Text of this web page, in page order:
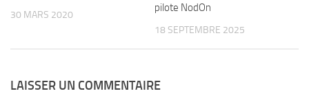
30 MARS 2020
pilote NodOn
18 SEPTEMBRE 2025
LAISSER UN COMMENTAIRE